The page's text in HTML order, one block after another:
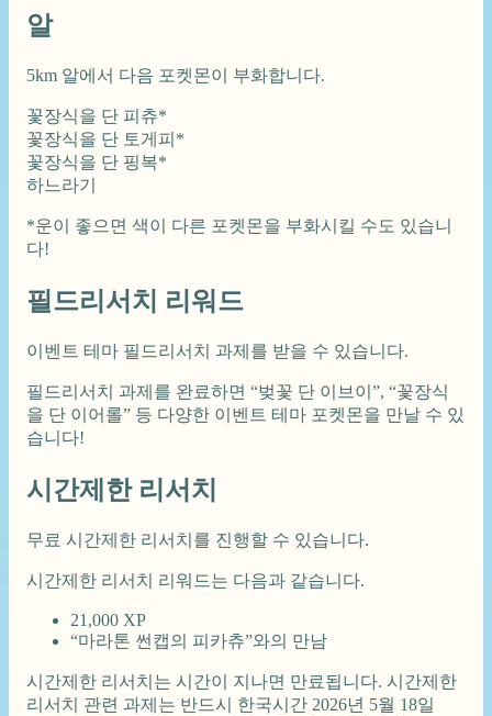
알
5km 알에서 다음 포켓몬이 부화합니다.
꽃장식을 단 피츄*
꽃장식을 단 토게피*
꽃장식을 단 핑복*
하느라기
*운이 좋으면 색이 다른 포켓몬을 부화시킬 수도 있습니
다!
필드리서치 리워드
이벤트 테마 필드리서치 과제를 받을 수 있습니다.
필드리서치 과제를 완료하면 “벚꽃 단 이브이”, “꽃장식
을 단 이어롤” 등 다양한 이벤트 테마 포켓몬을 만날 수 있
습니다!
시간제한 리서치
무료 시간제한 리서치를 진행할 수 있습니다.
시간제한 리서치 리워드는 다음과 같습니다.
21,000 XP
“마라톤 썬캡의 피카츄”와의 만남
시간제한 리서치는 시간이 지나면 만료됩니다. 시간제한
리서치 관련 과제는 반드시 한국시간 2026년 5월 18일